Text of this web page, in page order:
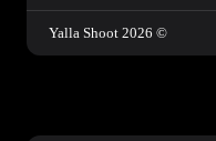
© 2026 Yalla Shoot